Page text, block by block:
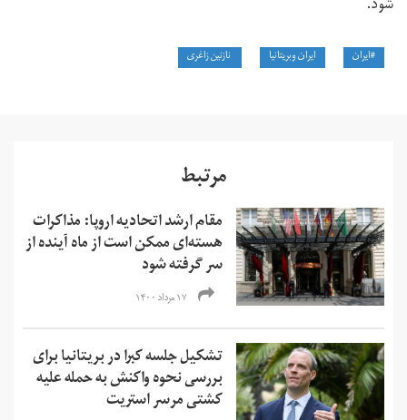
#ایران ایران وبریتانیا نازنین زاغری
مرتبط
مقام ارشد اتحادیه اروپا: مذاکرات
هسته‌ای ممکن است از ماه آینده از
سر گرفته شود
۱۷ مرداد ۱۴۰۰
تشکیل جلسه کبرا در بریتانیا برای
بررسی نحوه واکنش به حمله علیه
کشتی مرسر استریت